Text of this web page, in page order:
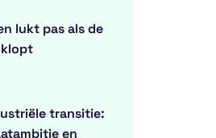
lukt pas als de
transitie:
en